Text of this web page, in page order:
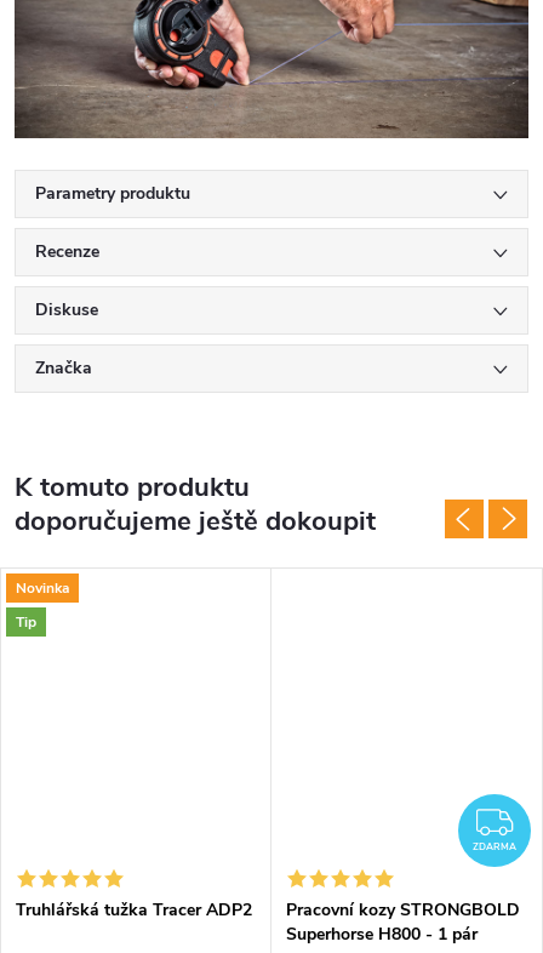
Parametry produktu
Recenze
Diskuse
Značka
K tomuto produktu
doporučujeme ještě dokoupit
Novinka
Tip
Truhlářská tužka Tracer ADP2
ZDARMA
Pracovní kozy STRONGBOLD
Superhorse H800 - 1 pár